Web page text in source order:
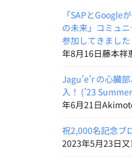
「SAPとGoogle
の未来」コミュ
参加してきました
年8月16日藤本祥
Jagu’e’r の心臓
入！ (’23
年6月21日
祝2,000名記念ブ
2023年5月23日